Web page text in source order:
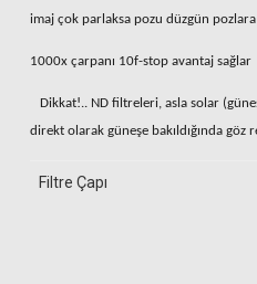
imaj çok parlaksa pozu düzgün
1000x çarpanı 10f-stop avantaj sağlar
Dikkat!.. ND filtreleri, asla solar
direkt olarak güneşe bakıldığında göz
Filtre Çapı